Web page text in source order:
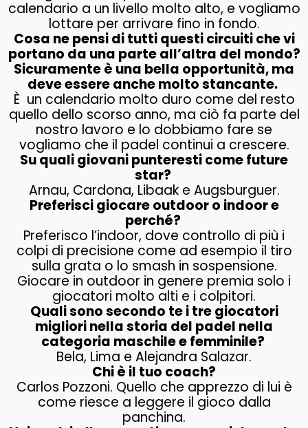
calendario a un livello molto alto, e vogliamo
lottare per arrivare fino in fondo.
Cosa ne pensi di tutti questi circuiti che vi
portano da una parte all’altra del mondo?
Sicuramente è una bella opportunità, ma
deve essere anche molto stancante.
È un calendario molto duro come del resto
quello dello scorso anno, ma ciò fa parte del
nostro lavoro e lo dobbiamo fare se
vogliamo che il padel continui a crescere.
Su quali giovani punteresti come future
star?
Arnau, Cardona, Libaak e Augsburguer.
Preferisci giocare outdoor o indoor e
perché?
Preferisco l’indoor, dove controllo di più i
colpi di precisione come ad esempio il tiro
sulla grata o lo smash in sospensione.
Giocare in outdoor in genere premia solo i
giocatori molto alti e i colpitori.
Quali sono secondo te i tre giocatori
migliori nella storia del padel nella
categoria maschile e femminile?
Bela, Lima e Alejandra Salazar.
Chi è il tuo coach?
Carlos Pozzoni. Quello che apprezzo di lui è
come riesce a leggere il gioco dalla
panchina.